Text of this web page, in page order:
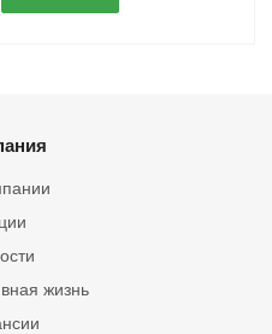
жизнь